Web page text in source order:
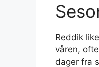
Reddik
våren,
dager fra